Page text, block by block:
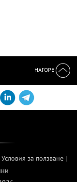
НАГОРЕ
Условия за ползване|